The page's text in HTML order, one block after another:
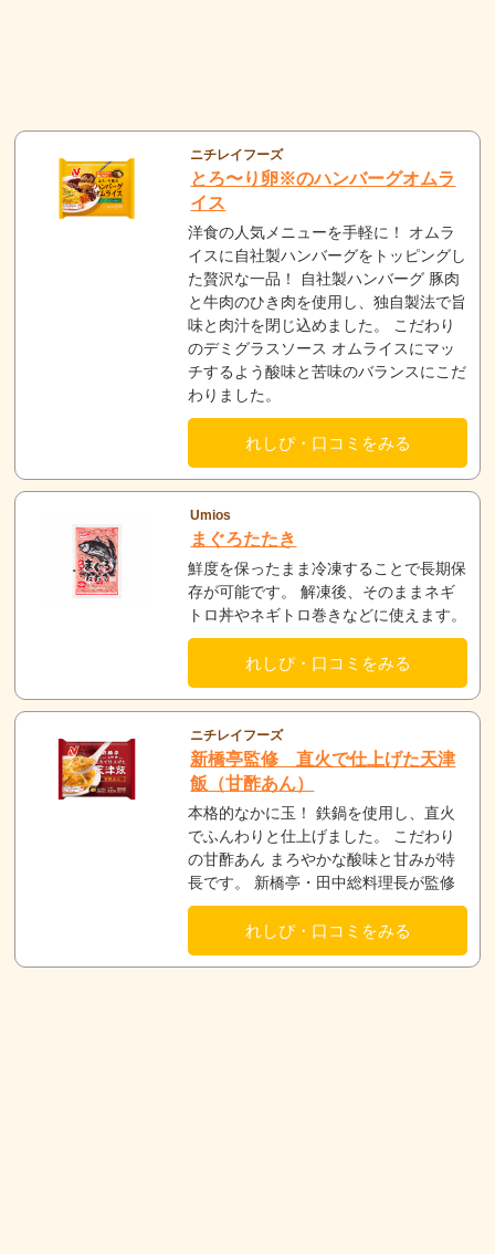
ニチレイフーズ
とろ〜り卵※のハンバーグオムラ
イス
洋食の人気メニューを手軽に！ オムラ
イスに自社製ハンバーグをトッピングし
た贅沢な一品！ 自社製ハンバーグ 豚肉
と牛肉のひき肉を使用し、独自製法で旨
味と肉汁を閉じ込めました。 こだわり
のデミグラスソース オムライスにマッ
チするよう酸味と苦味のバランスにこだ
わりました。
れしぴ・口コミをみる
Umios
まぐろたたき
鮮度を保ったまま冷凍することで長期保
存が可能です。 解凍後、そのままネギ
トロ丼やネギトロ巻きなどに使えます。
れしぴ・口コミをみる
ニチレイフーズ
新橋亭監修 直火で仕上げた天津
飯（甘酢あん）
本格的なかに玉！ 鉄鍋を使用し、直火
でふんわりと仕上げました。 こだわり
の甘酢あん まろやかな酸味と甘みが特
長です。 新橋亭・田中総料理長が監修
れしぴ・口コミをみる